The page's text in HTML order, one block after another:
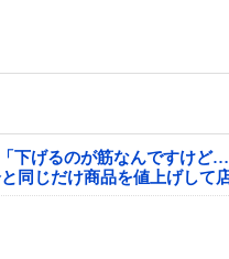
「下げるのが筋なんですけど
同じだけ商品を値上げして